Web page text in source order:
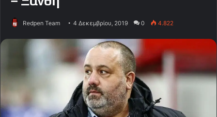
Redpen Team 4 Δεκεμβρίου, 2019 0 4.822